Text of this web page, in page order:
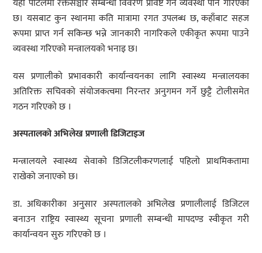
छ। यसबाट कुन स्थानमा कति मात्रामा रगत उपलब्ध छ, कहाँबाट सहज
रूपमा प्राप्त गर्न सकिन्छ भन्ने जानकारी नागरिकले एकीकृत रूपमा पाउने
व्यवस्था गरिएको मन्त्रालयको भनाइ छ।
यस प्रणालीको प्रभावकारी कार्यान्वयनका लागि स्वास्थ्य मन्त्रालयका
अतिरिक्त सचिवको संयोजकत्वमा निरन्तर अनुगमन गर्ने छुट्टै टोलीसमेत
गठन गरिएको छ ।
अस्पतालको अभिलेख प्रणाली डिजिटाइज
मन्त्रालयले स्वास्थ्य सेवाको डिजिटलीकरणलाई पहिलो प्राथमिकतामा
राखेको जनाएको छ।
डा. अधिकारीका अनुसार अस्पतालको अभिलेख प्रणालीलाई डिजिटल
बनाउन राष्ट्रिय स्वास्थ्य सूचना प्रणाली सम्बन्धी मापदण्ड स्वीकृत गरी
कार्यान्वयन सुरु गरिएको छ ।